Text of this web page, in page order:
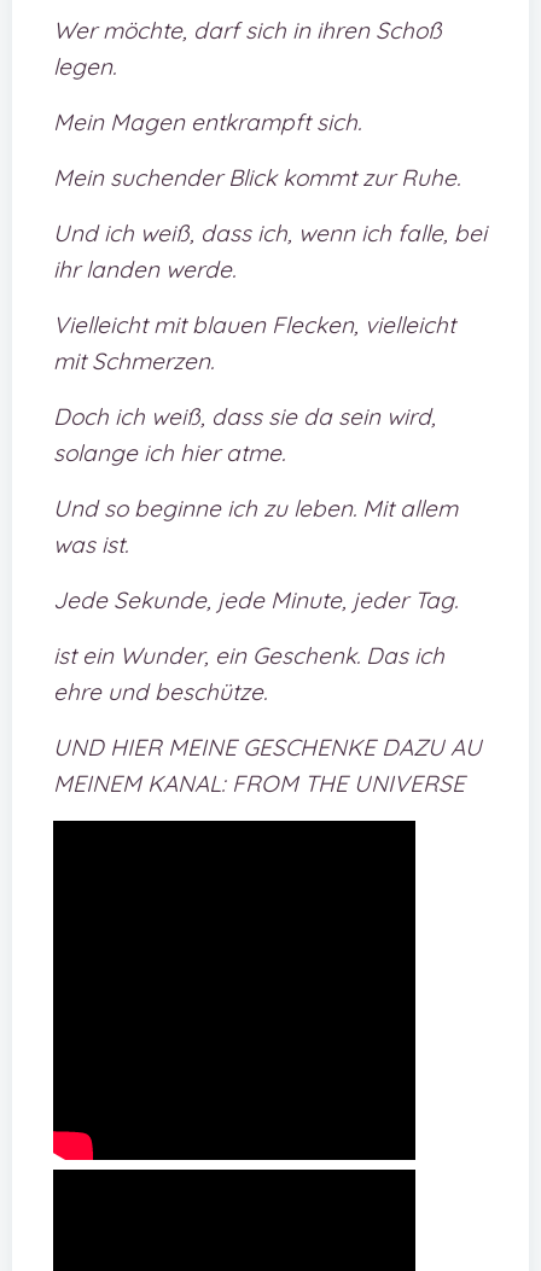
Wer möchte, darf sich in ihren Schoß
legen.
Mein Magen entkrampft sich.
Mein suchender Blick kommt zur Ruhe.
Und ich weiß, dass ich, wenn ich falle, bei
ihr landen werde.
Vielleicht mit blauen Flecken, vielleicht
mit Schmerzen.
Doch ich weiß, dass sie da sein wird,
solange ich hier atme.
Und so beginne ich zu leben. Mit allem
was ist.
Jede Sekunde, jede Minute, jeder Tag.
ist ein Wunder, ein Geschenk. Das ich
ehre und beschütze.
UND HIER MEINE GESCHENKE DAZU AU
MEINEM KANAL: FROM THE UNIVERSE